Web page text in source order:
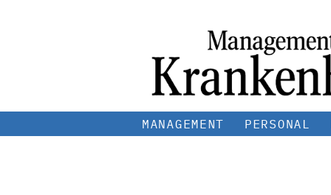
MANAGEMENT PERSONAL